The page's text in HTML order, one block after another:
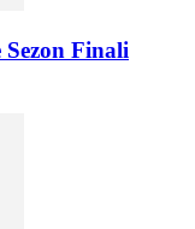
Sezon Finali